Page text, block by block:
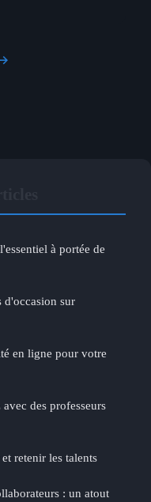
à portée de
d'occasion sur
en ligne pour votre
des professeurs
retenir les talents
: un atout